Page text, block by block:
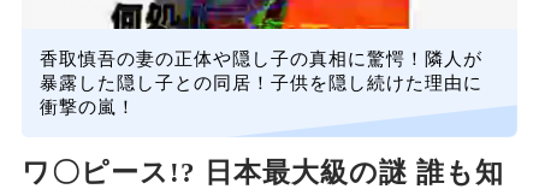
香取慎吾の妻の正体や隠し子の真相に驚愕！隣人が
暴露した隠し子との同居！子供を隠し続けた理由に
衝撃の嵐！
ワ〇ピース!? 日本最大級の謎 誰も知